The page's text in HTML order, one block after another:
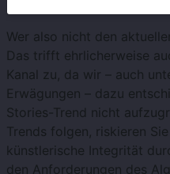
Wer also nicht den
Das trifft ehrlicherweise
Kanal zu, da wir – auch
Erwägungen – dazu
Stories-Trend nicht
Trends folgen, riskieren
künstlerische Integrität
den Anforderungen des